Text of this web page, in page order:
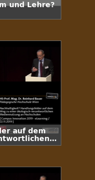
und Lehre?
auf dem